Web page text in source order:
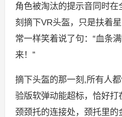
角色被淘汰的提示音同时
刻摘下VR头盔，只是扶着
常一样笑着说了句：“血条
来！”
摘下头盔的那一刻,所有人
验版软弹动能超标，恰好
颈颈托的连接处，颈托里